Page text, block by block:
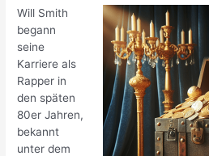
Will Smith
begann
seine
Karriere als
Rapper in
den späten
80er Jahren,
bekannt
unter dem